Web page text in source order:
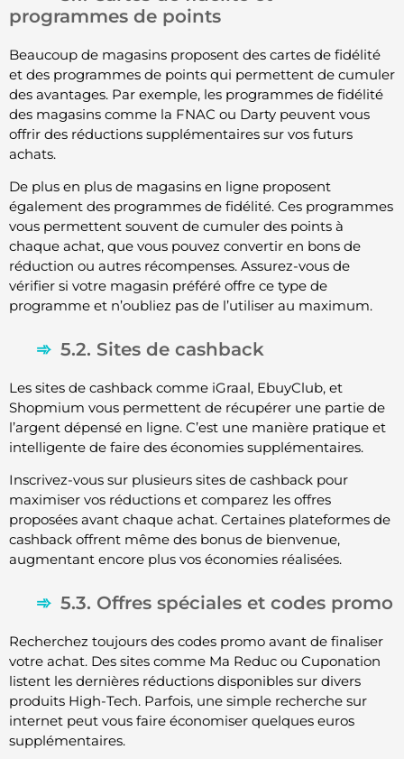
programmes de points
Beaucoup de magasins proposent des cartes de fidélité
et des programmes de points qui permettent de cumuler
des avantages. Par exemple, les programmes de fidélité
des magasins comme la FNAC ou Darty peuvent vous
offrir des réductions supplémentaires sur vos futurs
achats.
De plus en plus de magasins en ligne proposent
également des programmes de fidélité. Ces programmes
vous permettent souvent de cumuler des points à
chaque achat, que vous pouvez convertir en bons de
réduction ou autres récompenses. Assurez-vous de
vérifier si votre magasin préféré offre ce type de
programme et n’oubliez pas de l’utiliser au maximum.
5.2. Sites de cashback
Les sites de cashback comme iGraal, EbuyClub, et
Shopmium vous permettent de récupérer une partie de
l’argent dépensé en ligne. C’est une manière pratique et
intelligente de faire des économies supplémentaires.
Inscrivez-vous sur plusieurs sites de cashback pour
maximiser vos réductions et comparez les offres
proposées avant chaque achat. Certaines plateformes de
cashback offrent même des bonus de bienvenue,
augmentant encore plus vos économies réalisées.
5.3. Offres spéciales et codes promo
Recherchez toujours des codes promo avant de finaliser
votre achat. Des sites comme Ma Reduc ou Cuponation
listent les dernières réductions disponibles sur divers
produits High-Tech. Parfois, une simple recherche sur
internet peut vous faire économiser quelques euros
supplémentaires.